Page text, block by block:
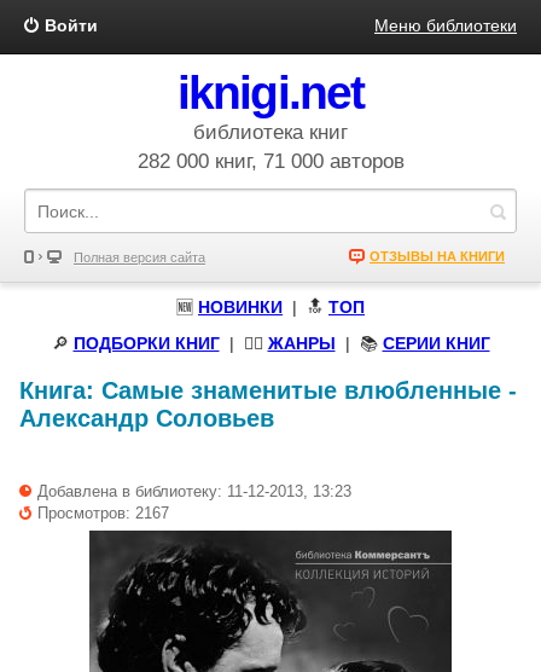
Войти Меню библиотеки
iknigi.net
библиотека книг
282 000 книг, 71 000 авторов
Полная версия сайта ОТЗЫВЫ НА КНИГИ
🆕 НОВИНКИ | 🔝 ТОП
🔎 ПОДБОРКИ КНИГ| 🧝‍♀️ ЖАНРЫ | 📚 СЕРИИ КНИГ
Книга: Самые знаменитые влюбленные -
Александр Соловьев
Добавлена в библиотеку: 11-12-2013, 13:23
Просмотров: 2167